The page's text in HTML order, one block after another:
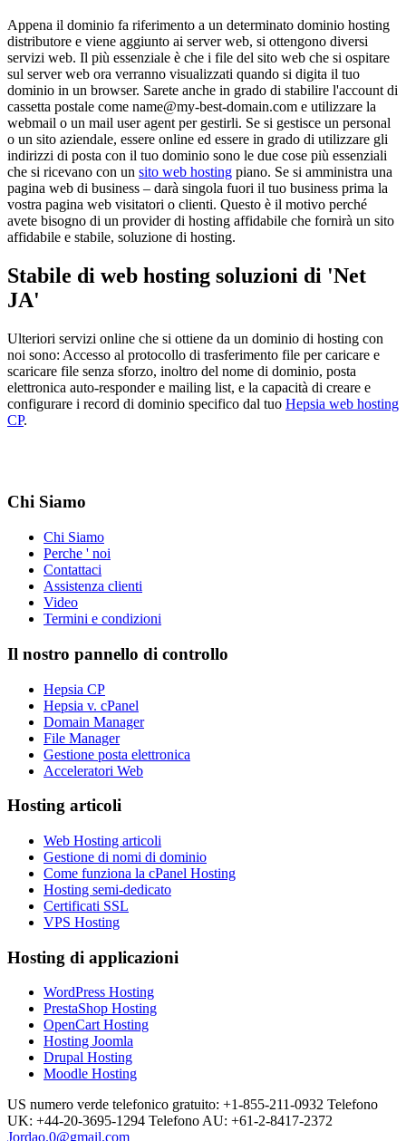
Appena il dominio fa riferimento a un determinato dominio hosting
distributore e viene aggiunto ai server web, si ottengono diversi
servizi web. Il più essenziale è che i file del sito web che si ospitare
sul server web ora verranno visualizzati quando si digita il tuo
dominio in un browser. Sarete anche in grado di stabilire l'account di
cassetta postale come name@my-best-domain.com e utilizzare la
webmail o un mail user agent per gestirli. Se si gestisce un personal
o un sito aziendale, essere online ed essere in grado di utilizzare gli
indirizzi di posta con il tuo dominio sono le due cose più essenziali
che si ricevano con un sito web hosting piano. Se si amministra una
pagina web di business – darà singola fuori il tuo business prima la
vostra pagina web visitatori o clienti. Questo è il motivo perché
avete bisogno di un provider di hosting affidabile che fornirà un sito
affidabile e stabile, soluzione di hosting.
Stabile di web hosting soluzioni di 'Net
JA'
Ulteriori servizi online che si ottiene da un dominio di hosting con
noi sono: Accesso al protocollo di trasferimento file per caricare e
scaricare file senza sforzo, inoltro del nome di dominio, posta
elettronica auto-responder e mailing list, e la capacità di creare e
configurare i record di dominio specifico dal tuo Hepsia web hosting
CP.
Chi Siamo
Chi Siamo
Perche ' noi
Contattaci
Assistenza clienti
Video
Termini e condizioni
Il nostro pannello di controllo
Hepsia CP
Hepsia v. cPanel
Domain Manager
File Manager
Gestione posta elettronica
Acceleratori Web
Hosting articoli
Web Hosting articoli
Gestione di nomi di dominio
Come funziona la cPanel Hosting
Hosting semi-dedicato
Certificati SSL
VPS Hosting
Hosting di applicazioni
WordPress Hosting
PrestaShop Hosting
OpenCart Hosting
Hosting Joomla
Drupal Hosting
Moodle Hosting
US numero verde telefonico gratuito: +1-855-211-0932 Telefono
UK: +44-20-3695-1294 Telefono AU: +61-2-8417-2372
Jordao.0@gmail.com